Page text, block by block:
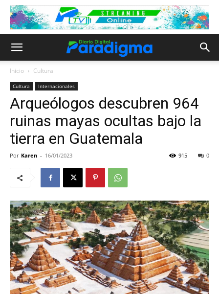
Inicio Cultura
Cultura Internacionales
Arqueólogos descubren 964
ruinas mayas ocultas bajo la
tierra en Guatemala
Por Karen - 16/01/2023 0
915